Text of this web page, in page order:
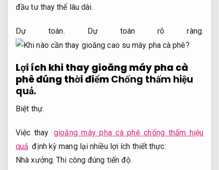
đầu tư thay thế lâu dài.
Dự toán. Dự toán rõ ràng.
Lợi ích khi thay gioăng máy pha cà
phê đúng thời điểmChống thấm hiệu
quả.
Biệt thự.
Việc thay gioăng máy pha cà phê chống thấm hiệu
quả định kỳ mang lại nhiều lợi ích thiết thực:
Nhà xưởng. Thi công đúng tiến độ.